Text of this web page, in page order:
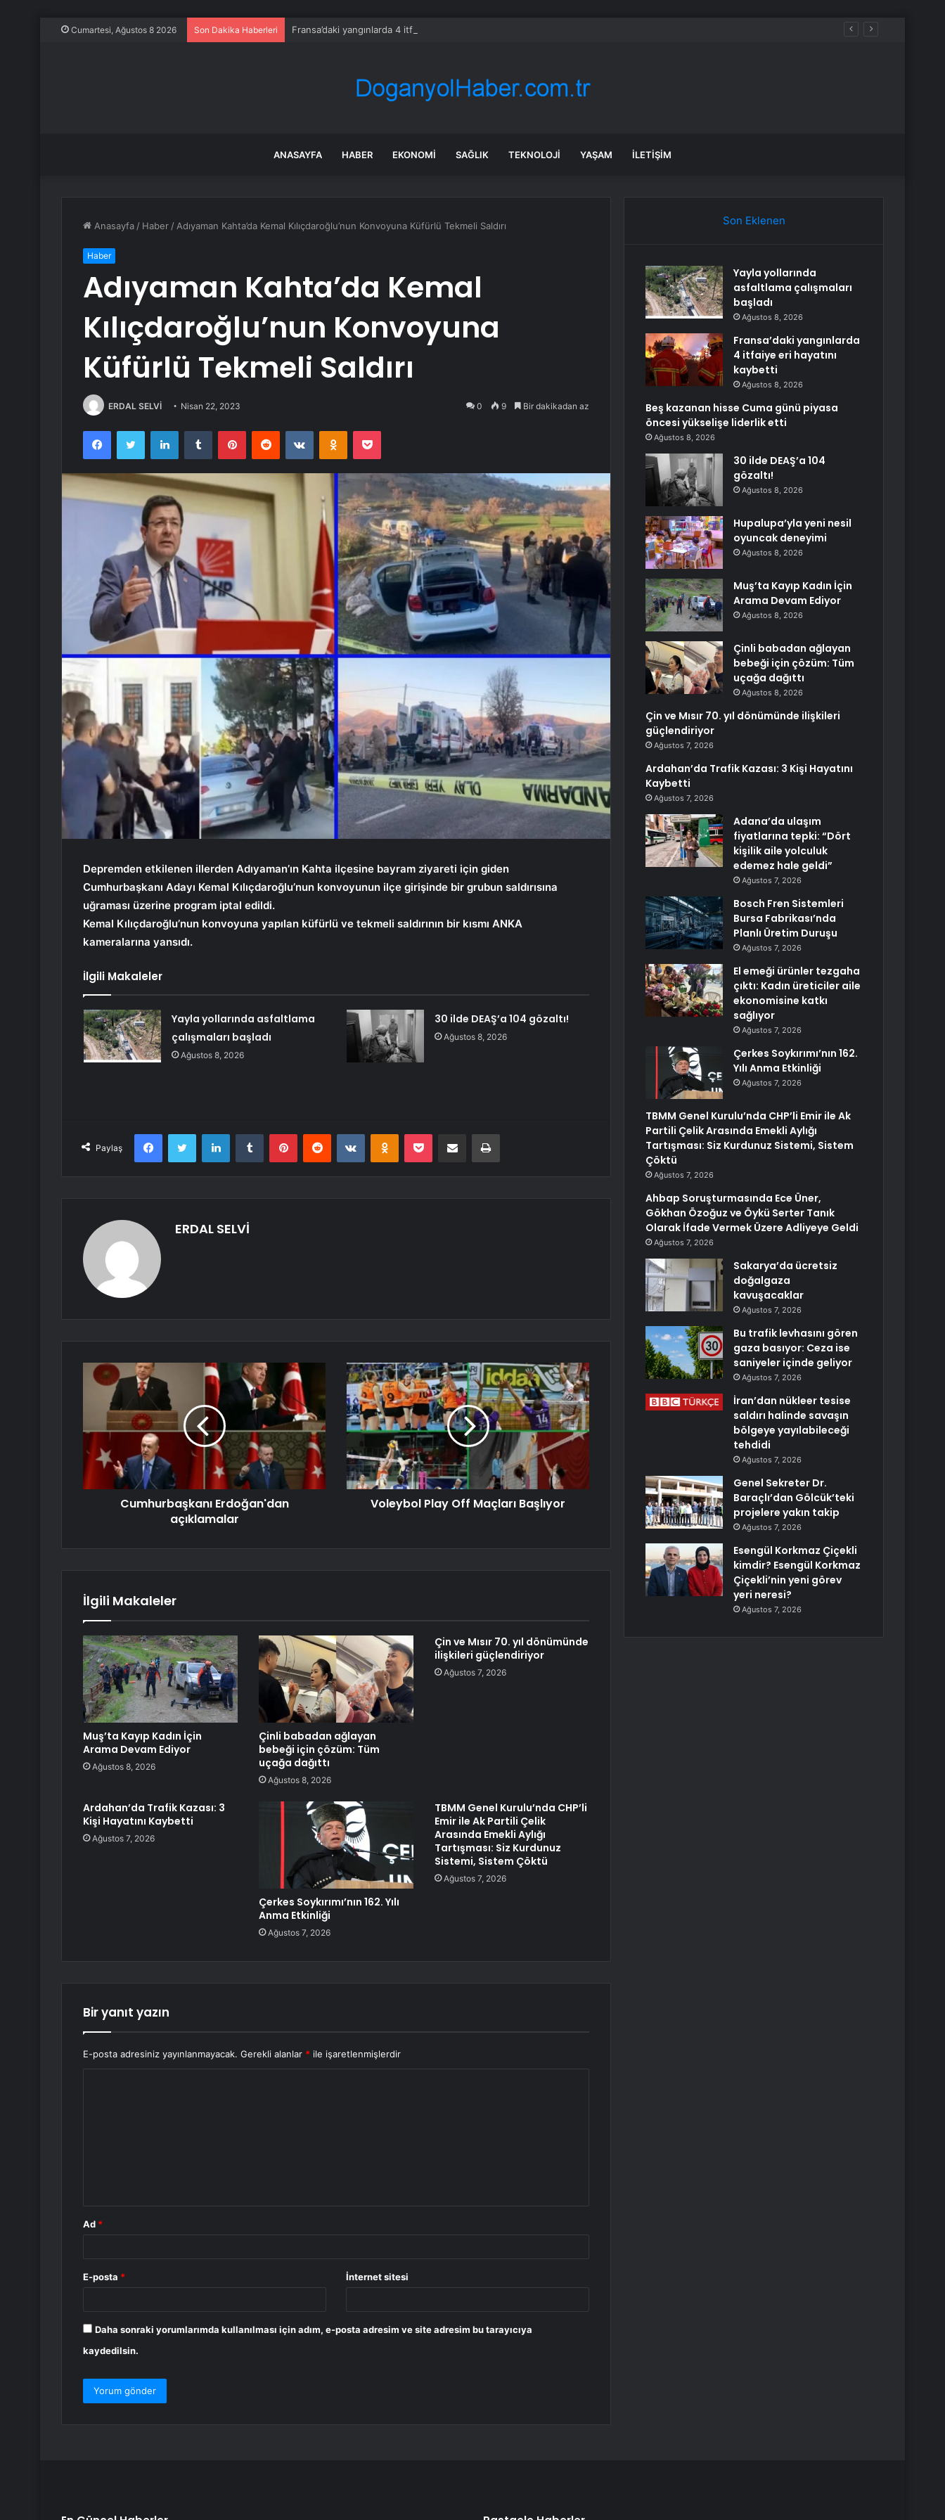
Cumartesi, Ağustos 8 2026 Son Dakika Haberleri Fransa’daki yangınlarda 4 itfaiye eri hayatını kaybetti
ANASAYFA HABER EKONOMI SAĞLIK TEKNOLOJI YAŞAM İLETIŞIM
Anasayfa / Haber / Adıyaman Kahta’da Kemal Kılıçdaroğlu’nun Konvoyuna Küfürlü Tekmeli Saldırı
Haber
Adıyaman Kahta’da Kemal
Kılıçdaroğlu’nun Konvoyuna
Küfürlü Tekmeli Saldırı
ERDAL SELVİ Nisan 22, 2023 0 9 Bir dakikadan az
FacebookTwitter LinkedInTumblr PinterestReddit VKontakteOdnoklassniki
Pocket
Depremden etkilenen illerden Adıyaman’ın Kahta ilçesine bayram ziyareti için giden
Cumhurbaşkanı Adayı Kemal Kılıçdaroğlu’nun konvoyunun ilçe girişinde bir grubun saldırısına
uğraması üzerine program iptal edildi.
Kemal Kılıçdaroğlu’nun konvoyuna yapılan küfürlü ve tekmeli saldırının bir kısmı ANKA
kameralarına yansıdı.
İlgili Makaleler
Yayla yollarında asfaltlama
çalışmaları başladı
Ağustos 8, 2026
30 ilde DEAŞ’a 104 gözaltı!
Ağustos 8, 2026
Paylaş
FacebookTwitter LinkedInTumblr PinterestReddit VKontakteOdnoklassniki
Pocket E-Posta ile paylaş Yazdır
ERDAL SELVİ
Cumhurbaşkanı Erdoğan'dan
açıklamalar
Voleybol Play Off Maçları Başlıyor
İlgili Makaleler
Muş’ta Kayıp Kadın İçin
Arama Devam Ediyor
Ağustos 8, 2026
Çinli babadan ağlayan
bebeği için çözüm: Tüm
uçağa dağıttı
Ağustos 8, 2026
Çin ve Mısır 70. yıl dönümünde
ilişkileri güçlendiriyor
Ağustos 7, 2026
Ardahan’da Trafik Kazası: 3
Kişi Hayatını Kaybetti
Ağustos 7, 2026
Çerkes Soykırımı’nın 162. Yılı
Anma Etkinliği
Ağustos 7, 2026
TBMM Genel Kurulu’nda CHP’li
Emir ile Ak Partili Çelik
Arasında Emekli Aylığı
Tartışması: Siz Kurdunuz
Sistemi, Sistem Çöktü
Ağustos 7, 2026
Bir yanıt yazın
E-posta adresiniz yayınlanmayacak. Gerekli alanlar * ile işaretlenmişlerdir
Ad *
E-posta * İnternet sitesi
Daha sonraki yorumlarımda kullanılması için adım, e-posta adresim ve site adresim bu tarayıcıya
kaydedilsin.
Son Eklenen
Yayla yollarında
asfaltlama çalışmaları
başladı
Ağustos 8, 2026
Fransa’daki yangınlarda
4 itfaiye eri hayatını
kaybetti
Ağustos 8, 2026
Beş kazanan hisse Cuma günü piyasa
öncesi yükselişe liderlik etti
Ağustos 8, 2026
30 ilde DEAŞ’a 104
gözaltı!
Ağustos 8, 2026
Hupalupa’yla yeni nesil
oyuncak deneyimi
Ağustos 8, 2026
Muş’ta Kayıp Kadın İçin
Arama Devam Ediyor
Ağustos 8, 2026
Çinli babadan ağlayan
bebeği için çözüm: Tüm
uçağa dağıttı
Ağustos 8, 2026
Çin ve Mısır 70. yıl dönümünde ilişkileri
güçlendiriyor
Ağustos 7, 2026
Ardahan’da Trafik Kazası: 3 Kişi Hayatını
Kaybetti
Ağustos 7, 2026
Adana’da ulaşım
fiyatlarına tepki: “Dört
kişilik aile yolculuk
edemez hale geldi”
Ağustos 7, 2026
Bosch Fren Sistemleri
Bursa Fabrikası’nda
Planlı Üretim Duruşu
Ağustos 7, 2026
El emeği ürünler tezgaha
çıktı: Kadın üreticiler aile
ekonomisine katkı
sağlıyor
Ağustos 7, 2026
Çerkes Soykırımı’nın 162.
Yılı Anma Etkinliği
Ağustos 7, 2026
TBMM Genel Kurulu’nda CHP’li Emir ile Ak
Partili Çelik Arasında Emekli Aylığı
Tartışması: Siz Kurdunuz Sistemi, Sistem
Çöktü
Ağustos 7, 2026
Ahbap Soruşturmasında Ece Üner,
Gökhan Özoğuz ve Öykü Serter Tanık
Olarak İfade Vermek Üzere Adliyeye Geldi
Ağustos 7, 2026
Sakarya’da ücretsiz
doğalgaza
kavuşacaklar
Ağustos 7, 2026
Bu trafik levhasını gören
gaza basıyor: Ceza ise
saniyeler içinde geliyor
Ağustos 7, 2026
İran’dan nükleer tesise
saldırı halinde savaşın
bölgeye yayılabileceği
tehdidi
Ağustos 7, 2026
Genel Sekreter Dr.
Baraçlı’dan Gölcük’teki
projelere yakın takip
Ağustos 7, 2026
Esengül Korkmaz Çiçekli
kimdir? Esengül Korkmaz
Çiçekli’nin yeni görev
yeri neresi?
Ağustos 7, 2026